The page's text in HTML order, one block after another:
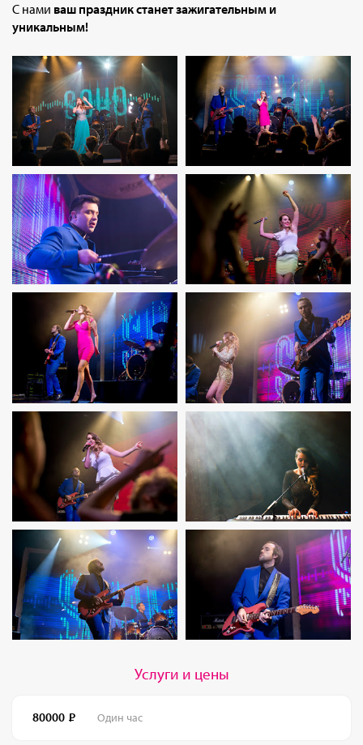
С нами ваш праздник станет зажигательным и
уникальным!
Услуги и цены
80000 Один час